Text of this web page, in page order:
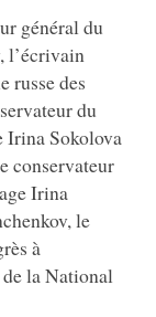
général du
l’écrivain
russe des
du
Irina Sokolova
conservateur
Irina
le
à
la National